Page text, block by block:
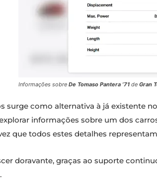
Informações sobre De Tomaso Pantera ’71 de Gran
surge como alternativa à já existente
informações sobre um dos
que todos estes detalhes
doravante, graças ao suporte
.